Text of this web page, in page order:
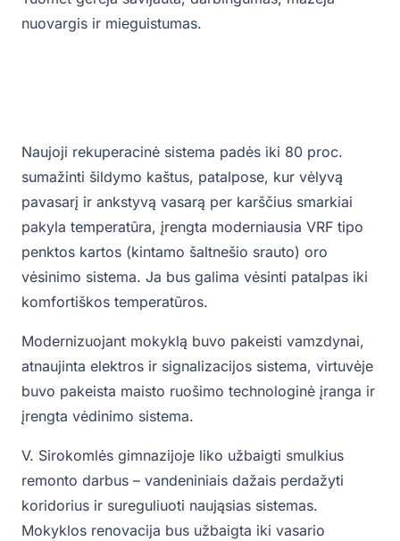
nuovargis ir mieguistumas.
Naujoji rekuperacinė sistema padės iki 80 proc.
sumažinti šildymo kaštus, patalpose, kur vėlyvą
pavasarį ir ankstyvą vasarą per karščius smarkiai
pakyla temperatūra, įrengta moderniausia VRF tipo
penktos kartos (kintamo šaltnešio srauto) oro
vėsinimo sistema. Ja bus galima vėsinti patalpas iki
komfortiškos temperatūros.
Modernizuojant mokyklą buvo pakeisti vamzdynai,
atnaujinta elektros ir signalizacijos sistema, virtuvėje
buvo pakeista maisto ruošimo technologinė įranga ir
įrengta vėdinimo sistema.
V. Sirokomlės gimnazijoje liko užbaigti smulkius
remonto darbus – vandeniniais dažais perdažyti
koridorius ir sureguliuoti naująsias sistemas.
Mokyklos renovacija bus užbaigta iki vasario